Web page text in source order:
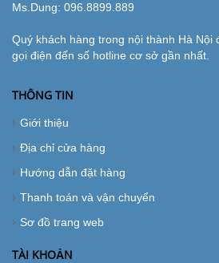
Ms.Dung: 096.8899.889
Quý khách hàng trong nội thành Hà Nội
gọi điện đến số hotline cơ sở gần nhất.
THÔNG TIN
Giới thiệu
Địa chỉ cửa hàng
Hướng dẫn đặt hàng
Thanh toán và vận chuyển
Sơ đồ trang web
TÀI KHOẢN